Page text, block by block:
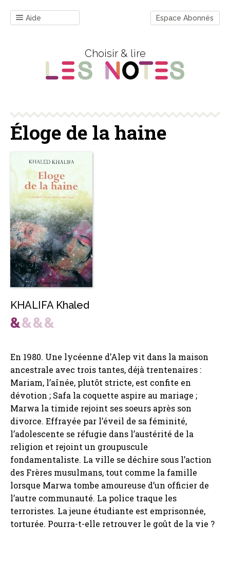
Aide Espace Abonnés
Choisir & lire
Éloge de la haine
KHALIFA Khaled
En 1980. Une lycéenne d’Alep vit dans la maison
ancestrale avec trois tantes, déjà trentenaires :
Mariam, l’aînée, plutôt stricte, est confite en
dévotion ; Safa la coquette aspire au mariage ;
Marwa la timide rejoint ses soeurs après son
divorce. Effrayée par l’éveil de sa féminité,
l’adolescente se réfugie dans l’austérité de la
religion et rejoint un groupuscule
fondamentaliste. La ville se déchire sous l’action
des Frères musulmans, tout comme la famille
lorsque Marwa tombe amoureuse d’un officier de
l’autre communauté. La police traque les
terroristes. La jeune étudiante est emprisonnée,
torturée. Pourra-t-elle retrouver le goût de la vie ?